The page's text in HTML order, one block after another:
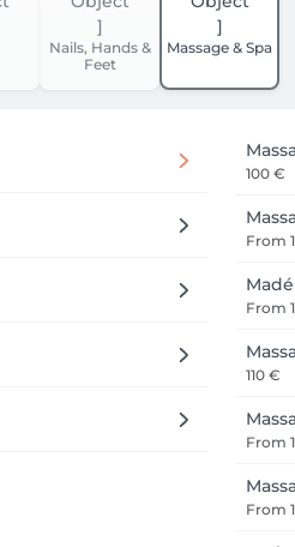
Nails, Hands &
Feet
Massage & Spa
100 €
From
From
110 €
From
From